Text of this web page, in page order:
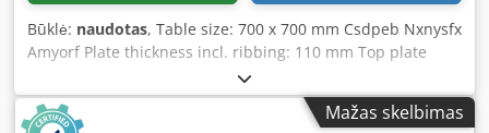
Būklė: naudotas, Table size: 700 x 700 mm Csdpeb Nxnysfx
Amyorf Plate thickness incl. ribbing: 110 mm Top plate
thickness: 50 mm Table height above floor level: 780 mm
Weight: 250 kg
Mažas skelbimas